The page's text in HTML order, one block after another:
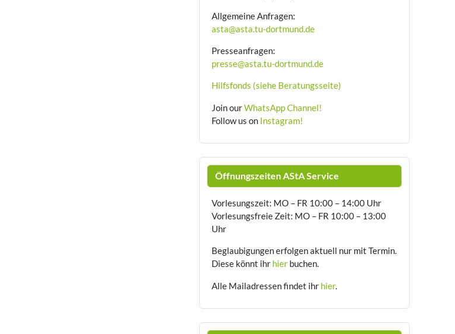
Allgemeine Anfragen:
asta@asta.tu-dortmund.de
Presseanfragen:
presse@asta.tu-dortmund.de
Hilfsfonds (siehe Beratungsseite)
Join ourWhatsApp Channel!
Follow us on Instagram!
Öffnungszeiten AStA Service
Vorlesungszeit: MO – FR 10:00 – 14:00 Uhr
Vorlesungsfreie Zeit: MO – FR 10:00 – 13:00
Uhr
Beglaubigungen erfolgen aktuell nur mit Termin.
Diese könnt ihr hierbuchen.
Alle Mailadressen findet ihr hier.